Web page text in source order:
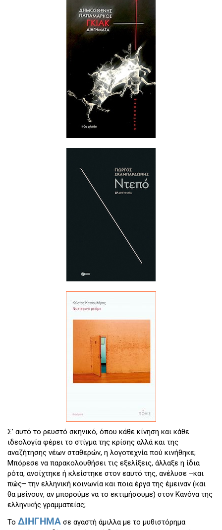
Σ’ αυτό το ρευστό σκηνικό, όπου κάθε κίνηση και κάθε
ιδεολογία φέρει το στίγμα της κρίσης αλλά και της
αναζήτησης νέων σταθερών, η λογοτεχνία πού κινήθηκε;
Μπόρεσε να παρακολουθήσει τις εξελίξεις, άλλαξε η ίδια
ρότα, ανοίχτηκε ή κλείστηκε στον εαυτό της, ανέλυσε –και
πώς– την ελληνική κοινωνία και ποια έργα της έμειναν (και
θα μείνουν, αν μπορούμε να το εκτιμήσουμε) στον Κανόνα της
ελληνικής γραμματείας;
Το ΔΙΗΓΗΜΑ σε αγαστή άμιλλα με το μυθιστόρημα